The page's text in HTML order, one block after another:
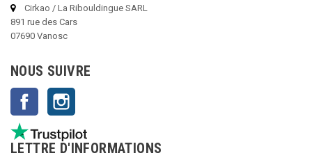
Cirkao / La Ribouldingue SARL
891 rue des Cars
07690 Vanosc
NOUS SUIVRE
Facebook
LETTRE D'INFORMATIONS